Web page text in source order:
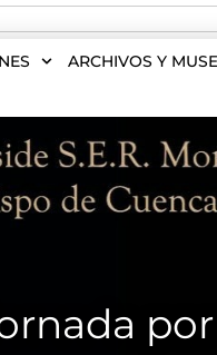
ARCHIVOS Y